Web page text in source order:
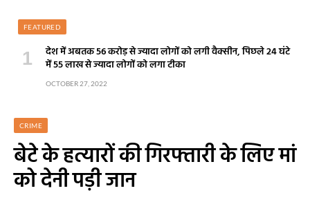
FEATURED
देश में अबतक 56 करोड़ से ज्यादा लोगों को लगी वैक्सीन, पिछले 24 घंटे
में 55 लाख से ज्यादा लोगों को लगा टीका
OCTOBER 27, 2022
CRIME
बेटे के हत्यारों की गिरफ्तारी के लिए मां
को देनी पड़ी जान